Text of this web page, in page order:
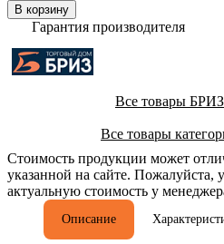
В корзину
Гарантия производителя
Все товары БРИЗ
Все товары
Стоимость продукции может
указанной на сайте. Пожалуйста,
актуальную стоимость у
Описание